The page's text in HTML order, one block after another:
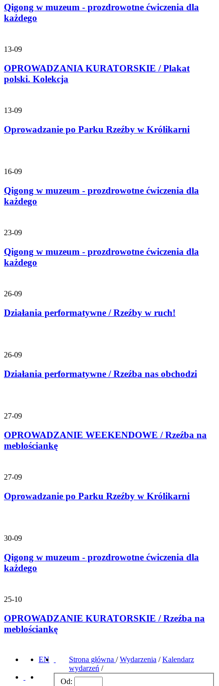
Qigong w muzeum - prozdrowotne ćwiczenia dla
każdego
13-09
OPROWADZANIA KURATORSKIE / Plakat
polski. Kolekcja
13-09
Oprowadzanie po Parku Rzeźby w Królikarni
16-09
Qigong w muzeum - prozdrowotne ćwiczenia dla
każdego
23-09
Qigong w muzeum - prozdrowotne ćwiczenia dla
każdego
26-09
Działania performatywne / Rzeźby w ruch!
26-09
Działania performatywne / Rzeźba nas obchodzi
27-09
OPROWADZANIE WEEKENDOWE / Rzeźba na
meblościankę
27-09
Oprowadzanie po Parku Rzeźby w Królikarni
30-09
Qigong w muzeum - prozdrowotne ćwiczenia dla
każdego
25-10
OPROWADZANIE KURATORSKIE / Rzeźba na
meblościankę
EN Strona główna / Wydarzenia /Kalendarz
wydarzeń /
Od: